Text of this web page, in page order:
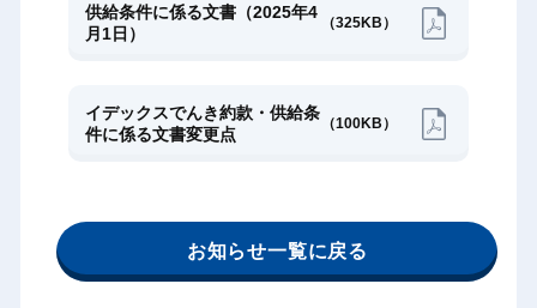
供給条件に係る文書（2025年4
月1日）
（325KB）
イデックスでんき約款・供給条
件に係る文書変更点
（100KB）
お知らせ一覧に戻る